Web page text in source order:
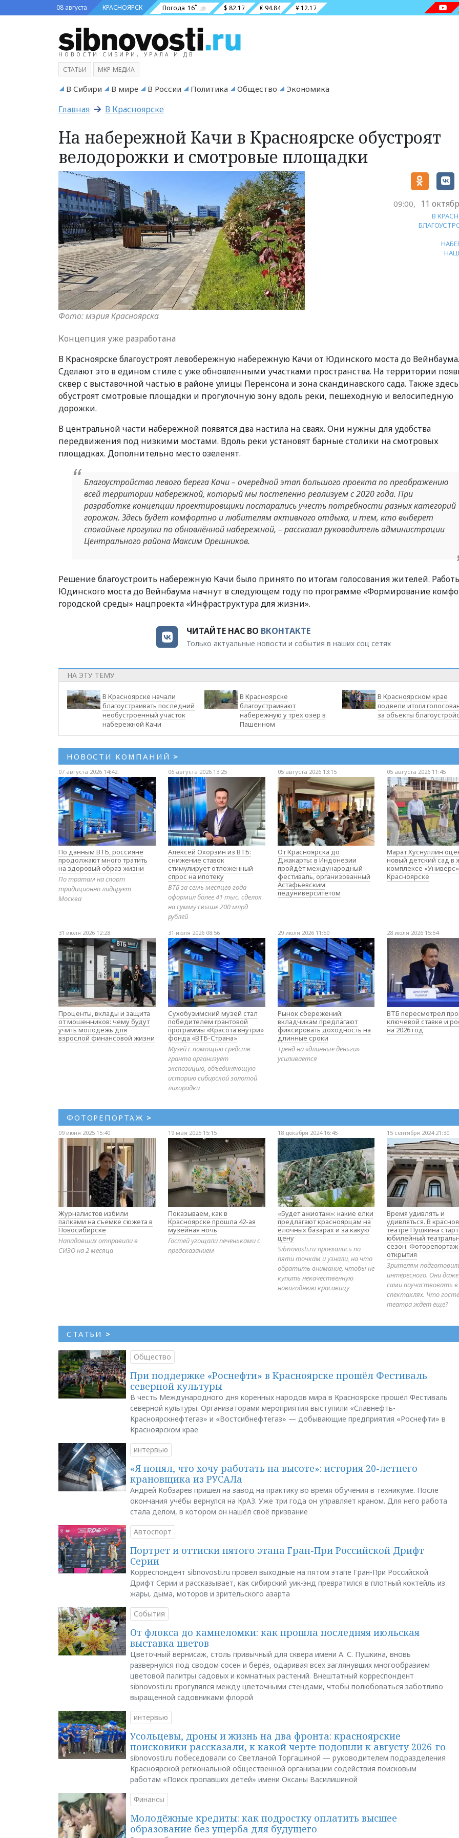
08 августа КРАСНОЯРСК Погода 16˚ $ 82.17 € 94.84 ¥ 12.17
НОВОСТИ СИБИРИ, УРАЛА И ДВ
СТАТЬИ МКР-МЕДИА
В Сибири В мире В России Политика Общество Экономика
Главная В Красноярске
На набережной Качи в Красноярске обустроят
велодорожки и смотровые площадки
Фото: мэрия Красноярска
09:00, 11
В
Концепция уже разработана
В Красноярске благоустроят левобережную набережную Качи от Юдинского моста до Вейнбаума.
Сделают это в едином стиле с уже обновленными участками пространства. На территории
сквер с выставочной частью в районе улицы Перенсона и зона скандинавского сада. Также здесь
обустроят смотровые площадки и прогулочную зону вдоль реки, пешеходную и велосипедную
дорожки.
В центральной части набережной появятся два настила на сваях. Они нужны для удобства
передвижения под низкими мостами. Вдоль реки установят барные столики на смотровых
площадках. Дополнительно место озеленят.
Благоустройство левого берега Качи – очередной этап большого проекта по преображению
всей территории набережной, который мы постепенно реализуем с 2020 года. При
разработке концепции проектировщики постарались учесть потребности разных категорий
горожан. Здесь будет комфортно и любителям активного отдыха, и тем, кто выберет
спокойные прогулки по обновлённой набережной, – рассказал руководитель администрации
Центрального района Максим Орешников.
Решение благоустроить набережную Качи было принято по итогам голосования жителей.
Юдинского моста до Вейнбаума начнут в следующем году по программе «Формирование
городской среды» нацпроекта «Инфраструктура для жизни».
ЧИТАЙТЕ НАС ВО ВКОНТАКТЕ
Только актуальные новости и события в наших соц сетях
НА ЭТУ ТЕМУ
В Красноярске начали
благоустраивать последний
необустроенный участок
набережной Качи
В Красноярске
благоустраивают
набережную у трех озер в
Пашенном
В Красноярском крае
подвели итоги
за объекты
НОВОСТИ КОМПАНИЙ >
07 августа 2026 14:42
По данным ВТБ, россияне
продолжают много тратить
на здоровый образ жизни
По тратам на спорт
традиционно лидирует
Москва
06 августа 2026 13:25
Алексей Охорзин из ВТБ:
снижение ставок
стимулирует отложенный
спрос на ипотеку
ВТБ за семь месяцев года
оформил более 41 тыс. сделок
на сумму свыше 200 млрд
рублей
05 августа 2026 13:15
От Красноярска до
Джакарты: в Индонезии
пройдёт международный
фестиваль, организованный
Астафьевским
педуниверситетом
05 августа 2026 11:45
Марат Хуснуллин
новый детский сад в
комплексе
Красноярске
31 июля 2026 12:28
Проценты, вклады и защита
от мошенников: чему будут
учить молодёжь для
взрослой финансовой жизни
31 июля 2026 08:56
Сухобузимский музей стал
победителем грантовой
программы «Красота внутри»
фонда «ВТБ-Страна»
Музей с помощью средств
гранта организует
экспозицию, объединяющую
историю сибирской золотой
лихорадки
29 июля 2026 11:50
Рынок сбережений:
вкладчикам предлагают
фиксировать доходность на
длинные сроки
Тренд на «длинные деньги»
усиливается
28 июля 2026 15:54
ВТБ пересмотрел
ключевой ставке и
на 2026 год
ФОТОРЕПОРТАЖ >
09 июня 2025 15:40
Журналистов избили
палками на съемке сюжета в
Новосибирске
Нападавших отправили в
СИЗО на 2 месяца
19 мая 2025 15:15
Показываем, как в
Красноярске прошла 42-ая
музейная ночь
Гостей угощали печеньками с
предсказанием
18 декабря 2024 16:45
«Будет ажиотаж»: какие елки
предлагают красноярцам на
елочных базарах и за какую
цену
Sibnovosti.ru проехались по
пяти точкам и узнали, на что
обратить внимание, чтобы не
купить некачественную
новогоднюю красавицу
15 сентября 2024 21:30
Время удивлять и
удивляться. В
театре Пушкина
юбилейный
сезон. Фоторепортаж
открытия
Зрителям
интересного. Они
сами поучаствовать в
спектаклях. Что
театра ждет еще?
СТАТЬИ >
Общество
При поддержке «Роснефти» в Красноярске прошёл Фестиваль
северной культуры
В честь Международного дня коренных народов мира в Красноярске прошёл Фестиваль
северной культуры. Организаторами мероприятия выступили «Славнефть-
Красноярскнефтегаз» и «Востсибнефтегаз» — добывающие предприятия «Роснефти» в
Красноярском крае
интервью
«Я понял, что хочу работать на высоте»: история 20-летнего
крановщика из РУСАЛа
Андрей Кобзарев пришёл на завод на практику во время обучения в техникуме. После
окончания учёбы вернулся на КрАЗ. Уже три года он управляет краном. Для него работа
стала делом, в котором он нашёл своё призвание
Автоспорт
Портрет и оттиски пятого этапа Гран-При Российской Дрифт
Серии
Корреспондент sibnovosti.ru провёл выходные на пятом этапе Гран-При Российской
Дрифт Серии и рассказывает, как сибирский уик-энд превратился в плотный коктейль из
жары, дыма, моторов и зрительского азарта
События
От флокса до камнеломки: как прошла последняя июльская
выставка цветов
Цветочный вернисаж, столь привычный для сквера имени А. С. Пушкина, вновь
развернулся под сводом сосен и берёз, одаривая всех заглянувших многообразием
цветовой палитры садовых и комнатных растений. Внештатный корреспондент
sibnovosti.ru прогулялся между цветочными стендами, чтобы полюбоваться заботливо
выращенной садовниками флорой
интервью
Усольцевы, дроны и жизнь на два фронта: красноярские
поисковики рассказали, к какой черте подошли к августу 2026-го
sibnovosti.ru побеседовали со Светланой Торгашиной — руководителем подразделения
Красноярской региональной общественной организации содействия поисковым
работам «Поиск пропавших детей» имени Оксаны Василишиной
Финансы
Молодёжные кредиты: как подростку оплатить высшее
образование без ущерба для будущего